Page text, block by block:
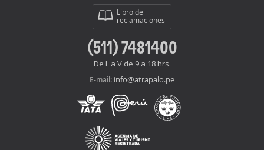
Libro de
reclamaciones
(511) 7481400
De L a V de 9 a 18 hrs.
E-mail: info@atrapalo.pe